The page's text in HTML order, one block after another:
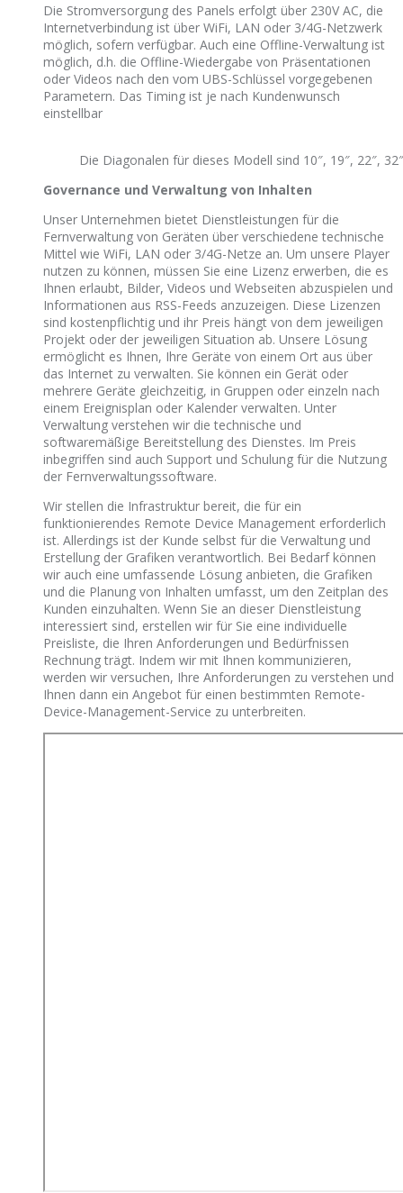
Die Stromversorgung des Panels erfolgt über 230V AC, die
Internetverbindung ist über WiFi, LAN oder 3/4G-Netzwerk
möglich, sofern verfügbar. Auch eine Offline-Verwaltung ist
möglich, d.h. die Offline-Wiedergabe von Präsentationen
oder Videos nach den vom UBS-Schlüssel vorgegebenen
Parametern. Das Timing ist je nach Kundenwunsch
einstellbar
Die Diagonalen für dieses Modell sind 10″, 19″, 22″,
Governance und Verwaltung von Inhalten
Unser Unternehmen bietet Dienstleistungen für die
Fernverwaltung von Geräten über verschiedene technische
Mittel wie WiFi, LAN oder 3/4G-Netze an. Um unsere Player
nutzen zu können, müssen Sie eine Lizenz erwerben, die es
Ihnen erlaubt, Bilder, Videos und Webseiten abzuspielen und
Informationen aus RSS-Feeds anzuzeigen. Diese Lizenzen
sind kostenpflichtig und ihr Preis hängt von dem jeweiligen
Projekt oder der jeweiligen Situation ab. Unsere Lösung
ermöglicht es Ihnen, Ihre Geräte von einem Ort aus über
das Internet zu verwalten. Sie können ein Gerät oder
mehrere Geräte gleichzeitig, in Gruppen oder einzeln nach
einem Ereignisplan oder Kalender verwalten. Unter
Verwaltung verstehen wir die technische und
softwaremäßige Bereitstellung des Dienstes. Im Preis
inbegriffen sind auch Support und Schulung für die Nutzung
der Fernverwaltungssoftware.
Wir stellen die Infrastruktur bereit, die für ein
funktionierendes Remote Device Management erforderlich
ist. Allerdings ist der Kunde selbst für die Verwaltung und
Erstellung der Grafiken verantwortlich. Bei Bedarf können
wir auch eine umfassende Lösung anbieten, die Grafiken
und die Planung von Inhalten umfasst, um den Zeitplan des
Kunden einzuhalten. Wenn Sie an dieser Dienstleistung
interessiert sind, erstellen wir für Sie eine individuelle
Preisliste, die Ihren Anforderungen und Bedürfnissen
Rechnung trägt. Indem wir mit Ihnen kommunizieren,
werden wir versuchen, Ihre Anforderungen zu verstehen und
Ihnen dann ein Angebot für einen bestimmten Remote-
Device-Management-Service zu unterbreiten.